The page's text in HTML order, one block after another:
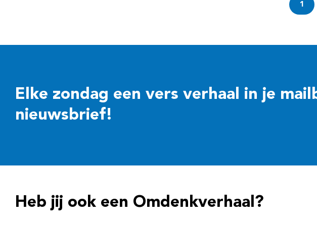
1
Elke zondag een vers verhaal in je
nieuwsbrief!
Heb jij ook een Omdenkverhaal?